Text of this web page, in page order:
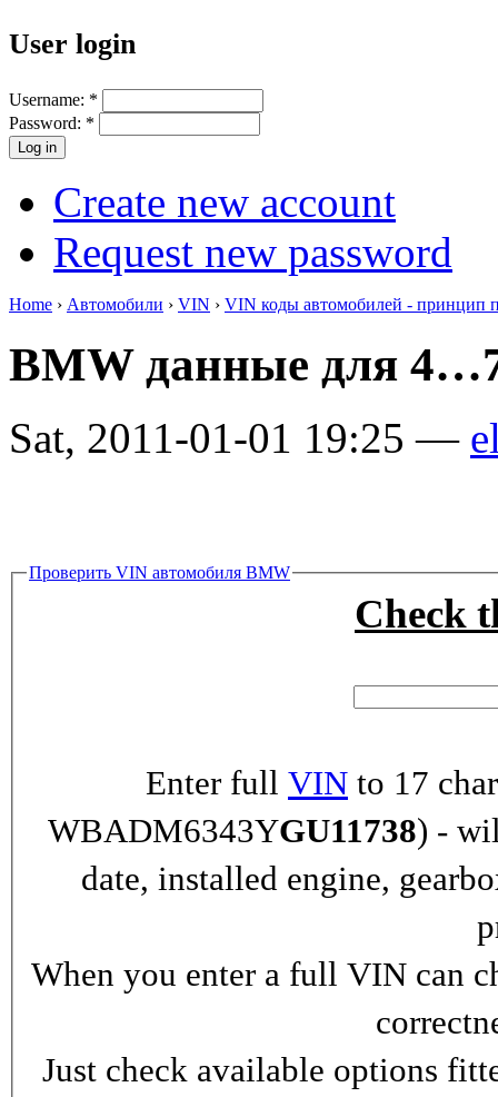
User login
Username: *
Password: *
Create new account
Request new password
Home › Автомобили › VIN › VIN коды автомобилей - принцип
BMW данные для
Sat, 2011-01-01 19:25 —
Проверить VIN автомобиля BMW
Check
Enter full VIN to 17
WBADM6343YGU11738) -
date, installed engine,
When you enter a full VIN can
Just check available options